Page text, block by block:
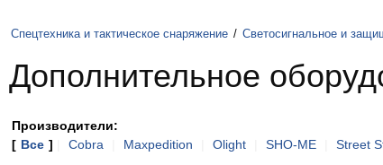
Спецтехника и тактическое снаряжение / Светосигнальное и
Дополнительное
Производители:
[ Все ] Cobra Maxpedition Olight SHO-ME Street